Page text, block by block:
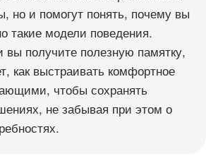
но и помогут понять, почему вы
такие модели поведения.
вы получите полезную памятку,
как выстраивать комфортное
чтобы сохранять
не забывая при этом о